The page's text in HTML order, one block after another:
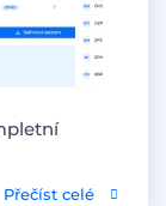
Přečíst celé